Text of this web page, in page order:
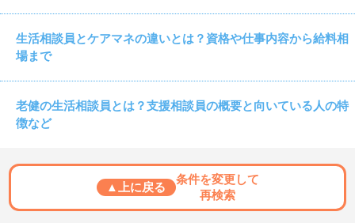
生活相談員とケアマネの違いとは？資格や仕事内容から給料相
場まで
老健の生活相談員とは？支援相談員の概要と向いている人の特
徴など
▲上に戻る
条件を変更して
再検索